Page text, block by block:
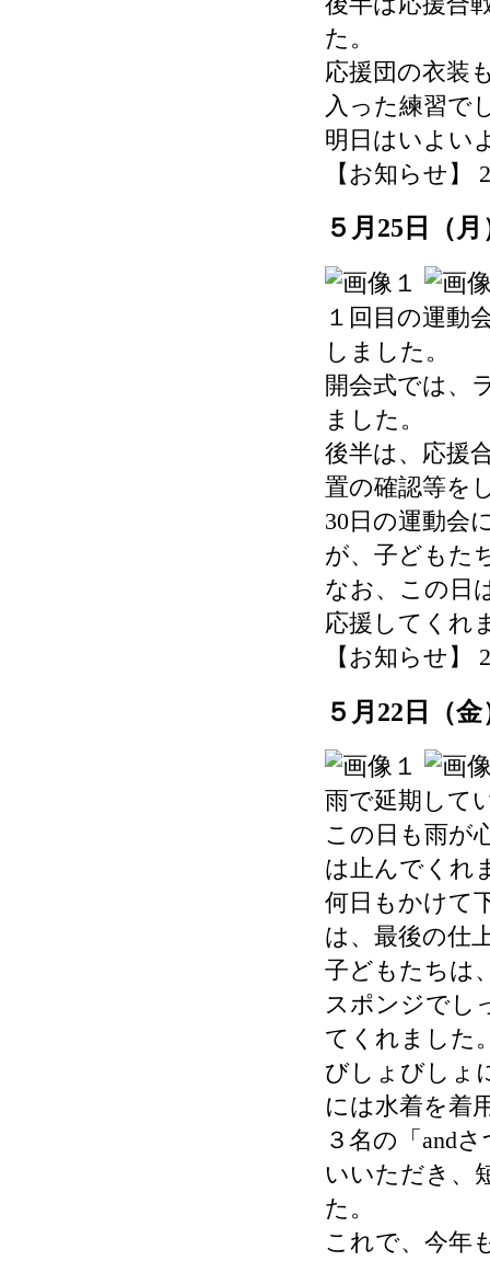
た。
応援団の衣装
入った練習で
明日はいよい
【お知らせ】
５月25日（
１回目の運動
しました。
開会式では、
ました。
後半は、応援
置の確認等を
30日の運動会
が、子どもた
なお、この日
応援してくれ
【お知らせ】
５月22日（
雨で延期して
この日も雨が
は止んでくれ
何日もかけて
は、最後の仕
子どもたちは
スポンジでし
てくれました
びしょびしょ
には水着を着
３名の「and
いいただき、
た。
これで、今年